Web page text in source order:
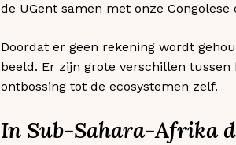
de UGent samen met onze Congolese
Doordat er geen rekening wordt
beeld. Er zijn grote verschillen tussen
ontbossing tot de ecosystemen zelf.
In Sub-Sahara-Afrika